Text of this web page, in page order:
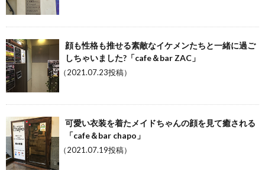
顔も性格も推せる素敵なイケメンたちと一緒に過ご
しちゃいました?「cafe＆bar ZAC」
（2021.07.23投稿）
可愛い衣装を着たメイドちゃんの顔を見て癒される
「cafe＆bar chapo」
（2021.07.19投稿）